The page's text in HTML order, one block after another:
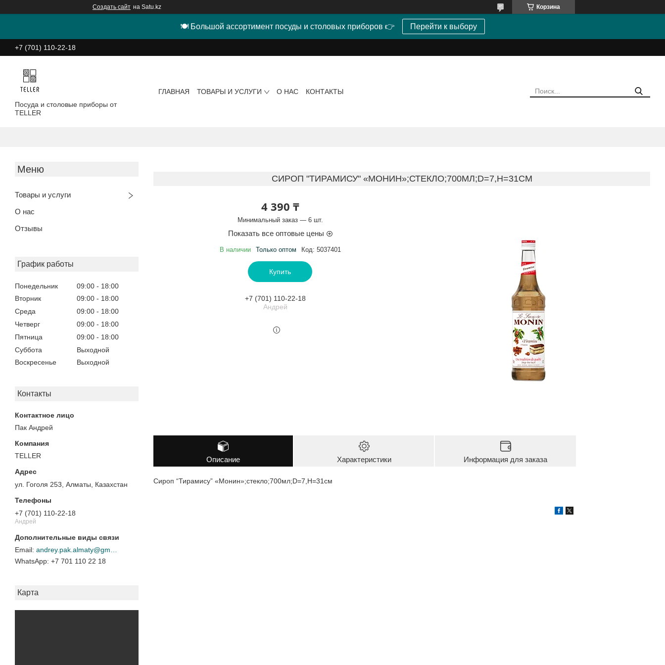
Создать сайт на Satu.kz Корзина
🍽 Большой ассортимент посуды и столовых приборов 👉 Перейти к выбору
+7 (701) 110-22-18
Посуда и столовые приборы от
TELLER
ГЛАВНАЯ ТОВАРЫ И УСЛУГИ О НАС КОНТАКТЫ
Товары и услуги
О нас
Отзывы
График работы
Понедельник 09:00
18:00
Вторник
09:00
18:00
Среда
09:00
18:00
Четверг
09:00
18:00
Пятница
09:00
18:00
Суббота
Выходной
Воскресенье
Выходной
Контакты
Пак Андрей
TELLER
ул. Гоголя 253, Алматы, Казахстан
+7 (701) 110-22-18
Андрей
+7 701 110 22 18
Карта
СИРОП "ТИРАМИСУ" «МОНИН»;СТЕКЛО;700МЛ;D=7,H=31СМ
4 390 ₸
Минимальный заказ — 6 шт.
Показать все оптовые цены
В наличии Только оптом Код: 5037401
Купить
+7 (701) 110-22-18
Андрей
Описание Характеристики Информация для заказа
Сироп “Тирамису” «Монин»;стекло;700мл;D=7,H=31см